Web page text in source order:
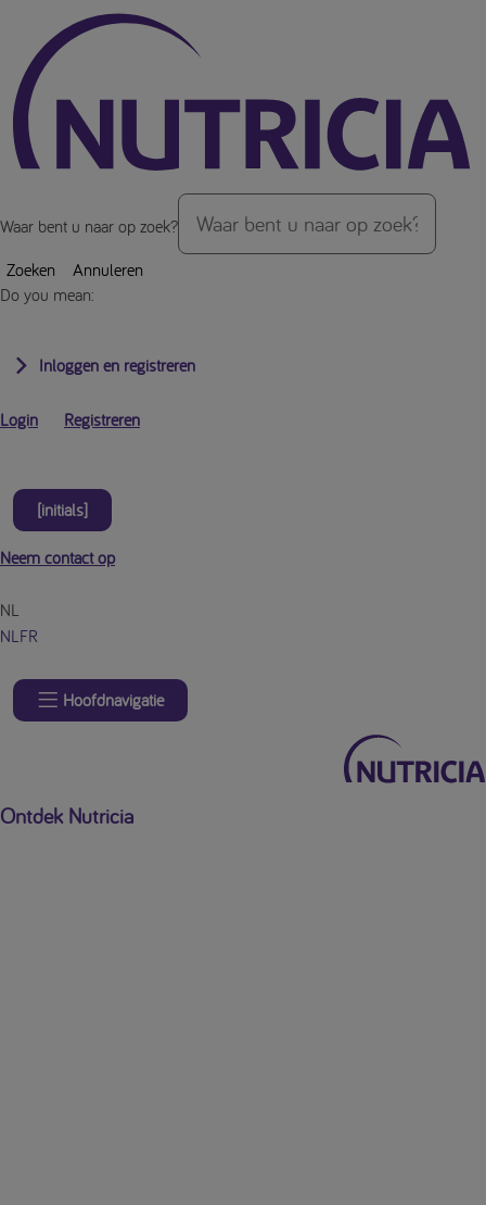
Over de inhoud van de pagina
Waar bent u naar op zoek?
Zoeken
Annuleren
Do you mean:
Inloggen en registreren
Login Registreren
[initials]
Neem contact op
NL
NLFR
Hoofdnavigatie
Ontdek Nutricia